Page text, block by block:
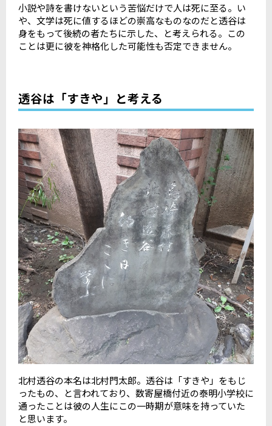
小説や詩を書けないという苦悩だけで人は死に至る。い
や、文学は死に値するほどの崇高なものなのだと透谷は
身をもって後続の者たちに示した、と考えられる。この
ことは更に彼を神格化した可能性も否定できません。
透谷は「すきや」と考える
北村透谷の本名は北村門太郎。透谷は「すきや」をもじ
ったもの、と言われており、数寄屋橋付近の泰明小学校に
通ったことは彼の人生にこの一時期が意味を持っていた
と思います。